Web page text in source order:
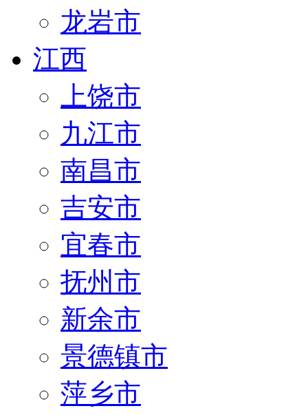
龙岩市
江西
上饶市
九江市
南昌市
吉安市
宜春市
抚州市
新余市
景德镇市
萍乡市